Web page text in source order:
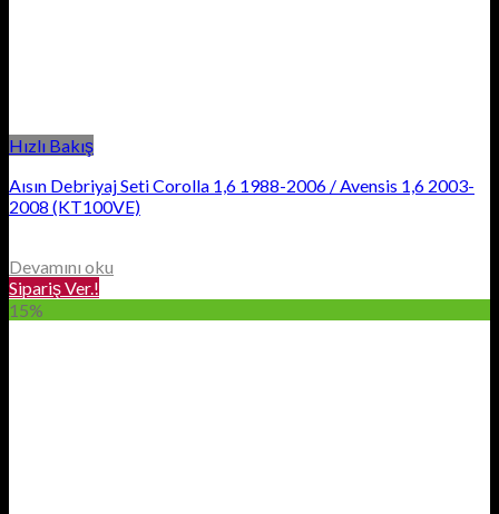
Hızlı Bakış
Aısın Debriyaj Seti Corolla 1,6 1988-2006 / Avensis 1,6 2003-
2008 (KT100VE)
Devamını oku
Sipariş Ver.!
15%